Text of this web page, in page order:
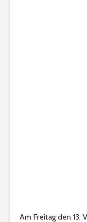
Am Freitag den 13.